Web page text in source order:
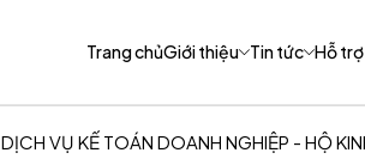
Trang chủGiới thiệu Tin tức Hỗ
DỊCH VỤ KẾ TOÁN DOANH NGHIỆP - HỘ